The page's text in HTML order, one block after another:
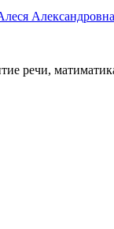
Александровна
речи,